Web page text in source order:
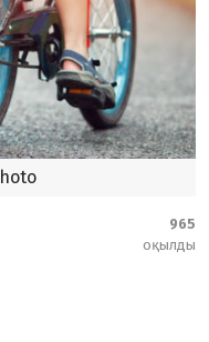
965
оқылды